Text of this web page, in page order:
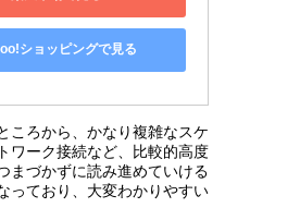
ショッピングで見る
ころから、かなり複雑なスケ
ワーク接続など、比較的高度
まづかずに読み進めていける
っており、大変わかりやすい